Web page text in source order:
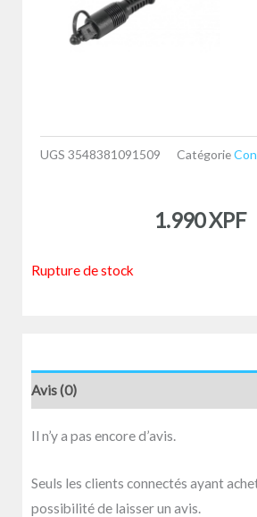
UGS 3548381091509 Catégorie
1.990XPF
Rupture de stock
Avis (0)
Il n’y a pas encore d’avis.
Seuls les clients connectés ayant
possibilité de laisser un avis.